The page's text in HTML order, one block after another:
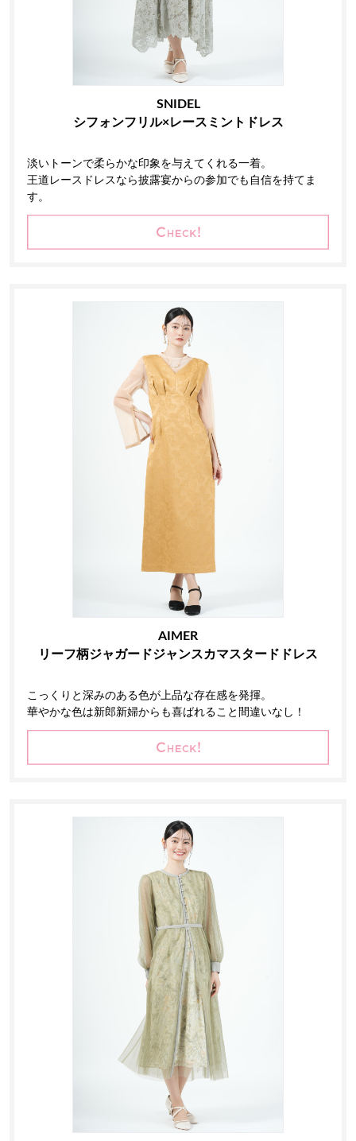
SNIDEL
シフォンフリル×レースミントドレス
淡いトーンで柔らかな印象を与えてくれる一着。
王道レースドレスなら披露宴からの参加でも自信を持てま
す。
AIMER
リーフ柄ジャガードジャンスカマスタードドレス
こっくりと深みのある色が上品な存在感を発揮。
華やかな色は新郎新婦からも喜ばれること間違いなし！